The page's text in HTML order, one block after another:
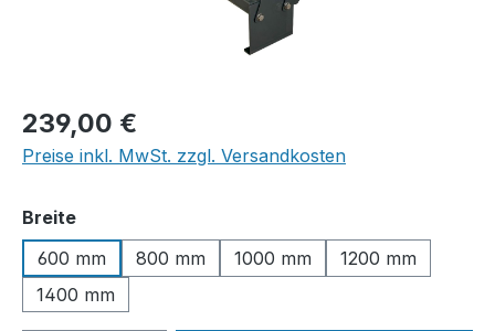
Regulärer Preis:
239,00 €
Preise inkl. MwSt. zzgl. Versandkosten
Breiteauswählen
600 mm
800 mm 1000 mm
1200 mm
1400 mm